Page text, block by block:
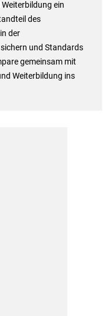
ein
des
der
und Standards
gemeinsam mit
Weiterbildung ins